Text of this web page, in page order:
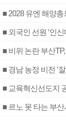
■ 2028 유엔 해양총
■ 외국인 선원 ‘인
■ 비위 논란 부산
■ 경남 농정 비전 ‘
■ 교육혁신선도지
■ 르노 못 타는 부